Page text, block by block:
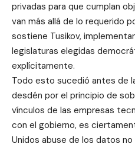
privadas para que cumplan
van más allá de lo requerido
sostiene Tusikov,
legislaturas elegidas
explícitamente.
Todo esto sucedió antes de
desdén por el principio de
vínculos de las empresas
con el gobierno, es
Unidos abuse de los datos